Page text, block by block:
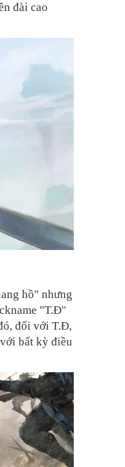
đài cao
hồ" nhưng
"T.Đ"
đối với T.Đ,
bất kỳ điều